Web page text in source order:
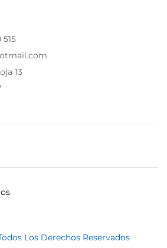
13
Los Derechos Reservados